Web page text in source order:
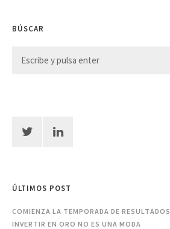
BÚSCAR
ÚLTIMOS POST
COMIENZA LA TEMPORADA DE RESULTADOS
INVERTIR EN ORO NO ES UNA MODA